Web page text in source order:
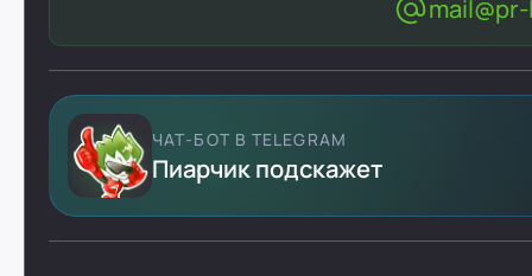
ЧАТ-БОТ В TELEGRAM
Пиарчик подскажет